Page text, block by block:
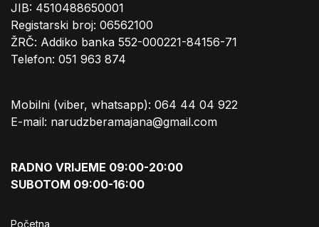
JIB: 4510488650001
Registarski broj: 06562100
ŽRČ: Addiko banka 552-000221-84156-71
Telefon: 051 963 874
Mobilni (viber, whatsapp): 064 44 04 922
E-mail: narudzberamajana@gmail.com
RADNO VRIJEME 09:00-20:00
SUBOTOM 09:00-16:00
Početna